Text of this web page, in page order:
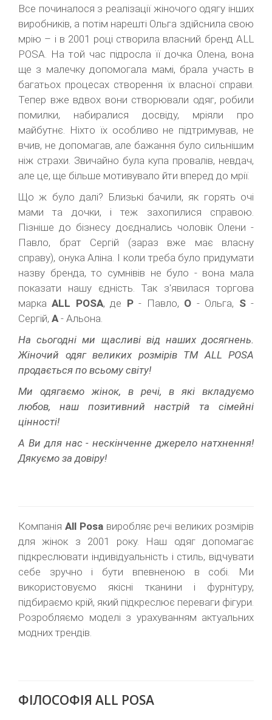
Все починалося з реалізації жіночого одягу інших
виробників, а потім нарешті Ольга здійснила свою
мрію – і в 2001 році створила власний бренд ALL
POSA. На той час підросла її дочка Олена, вона
ще з малечку допомогала мамі, брала участь в
багатьох процесах створення їх власної справи.
Тепер вже вдвох вони створювали одяг, робили
помилки, набиралися досвіду, мріяли про
майбутнє. Ніхто їх особливо не підтримував, не
вчив, не допомагав, але бажання було сильнішим
ніж страхи. Звичайно була купа провалів, невдач,
але це, ще більше мотивувало йти вперед до мрії.
Що ж було далі? Близькі бачили, як горять очі
мами та дочки, і теж захопилися справою.
Пізніше до бізнесу доєднались чоловік Олени -
Павло, брат Сергій (зараз вже має власну
справу), онука Аліна. І коли треба було придумати
назву бренда, то сумнівів не було - вона мала
показати нашу єдність. Так з'явилася торгова
маркаALL POSA, де P- Павло, O - Ольга, S-
Сергій, A - Альона.
На сьогодні ми щасливі від наших досягнень.
Жіночий одяг великих розмірів ТМ ALL POSA
продається по всьому світу!
Ми одягаємо жінок, в речі, в які вкладуємо
любов, наш позитивний настрій та сімейні
цінності!
А Ви для нас - нескінченне джерело натхнення!
Дякуємо за довіру!
Компанія All Posaвиробляє речі великих розмірів
для жінок з 2001 року. Наш одяг допомагає
підкреслювати індивідуальність і стиль, відчувати
себе зручно і бути впевненою в собі. Ми
використовуємо якісні тканини і фурнітуру,
підбираємо крій, який підкреслює переваги фігури.
Розробляємо моделі з урахуванням актуальних
модних трендів.
ФІЛОСОФІЯ ALL POSA